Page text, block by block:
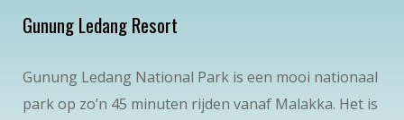
Gunung Ledang Resort
Gunung Ledang National Park is een mooi nationaal
park op zo’n 45 minuten rijden vanaf Malakka. Het is